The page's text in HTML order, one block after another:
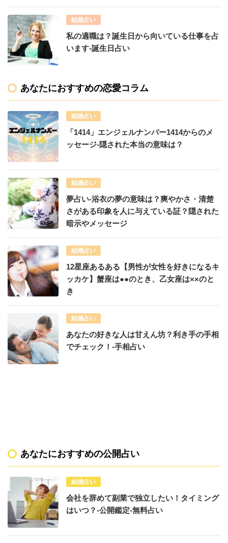
結婚占い
私の適職は？誕生日から向いている仕事を占
います-誕生日占い
あなたにおすすめの恋愛コラム
結婚占い
「1414」エンジェルナンバー1414からのメ
ッセージ-隠された本当の意味は？
結婚占い
夢占い-浴衣の夢の意味は？爽やかさ・清楚
さがある印象を人に与えている証？隠された
暗示やメッセージ
結婚占い
12星座あるある【男性が女性を好きになるキ
ッカケ】蟹座は●●のとき、乙女座は××のと
き
結婚占い
あなたの好きな人は甘えん坊？利き手の手相
でチェック！-手相占い
あなたにおすすめの公開占い
結婚占い
会社を辞めて副業で独立したい！タイミング
はいつ？-公開鑑定-無料占い